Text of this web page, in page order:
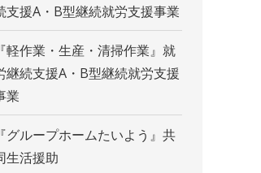
支援A・B型継続就労支援事業
『軽作業・生産・清掃作業』就
継続支援A・B型継続就労支援
業
『グループホームたいよう』共
生活援助